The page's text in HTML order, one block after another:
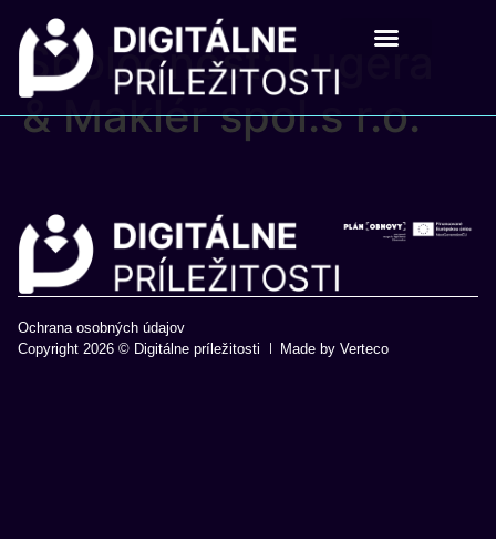
Spoločnosť:Lugera
& Maklér spol.s r.o.
Copyright 2026 © Digitálne príležitosti Made by Verteco
Ochrana osobných údajov